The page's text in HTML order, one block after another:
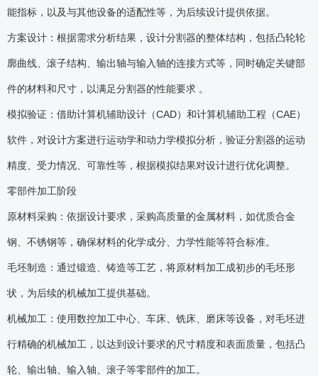
能指标，以及与其他设备的适配性等，为后续设计提供依据。
方案设计：根据需求分析结果，设计分割器的整体结构，包括凸轮轮
廓曲线、滚子结构、输出轴与输入轴的连接方式等，同时确定关键部
件的材料和尺寸，以满足分割器的性能要求 。
模拟验证：借助计算机辅助设计（CAD）和计算机辅助工程（CAE）
软件，对设计方案进行运动学和动力学模拟分析，验证分割器的运动
精度、受力情况、可靠性等，根据模拟结果对设计进行优化调整。
零部件加工阶段
原材料采购：依据设计要求，采购高质量的金属材料，如优质合金
钢、不锈钢等，确保材料的化学成分、力学性能等符合标准。
毛坯制造：通过锻造、铸造等工艺，将原材料加工成初步的毛坯形
状，为后续的机械加工提供基础。
机械加工：使用数控加工中心、车床、铣床、磨床等设备，对毛坯进
行精确的机械加工，以达到设计要求的尺寸精度和表面质量，包括凸
轮、输出轴、输入轴、滚子等零部件的加工。